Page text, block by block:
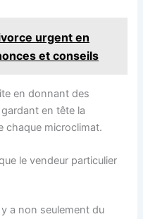
urgent en
et conseils
en donnant des
en tête la
chaque microclimat.
le vendeur particulier
y a non seulement du